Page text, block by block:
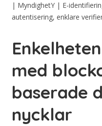
| MyndighetY | E-
autentisering, enklare
med
baserade
nycklar